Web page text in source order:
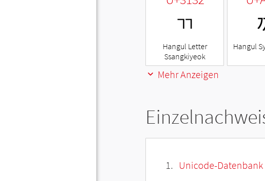
ㄲ
Hangul Letter
Ssangkiyeok
Hangul
Mehr Anzeigen
Unicode-